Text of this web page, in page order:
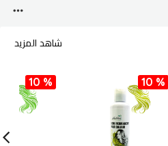
شاهد المزيد
10 %
10 %